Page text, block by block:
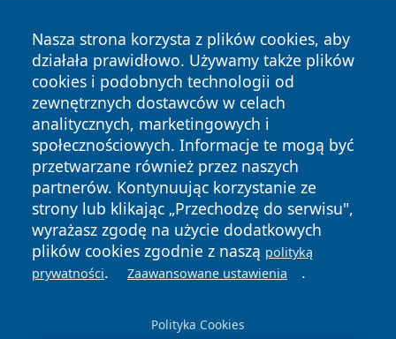
Nasza strona korzysta z plików cookies, aby
działała prawidłowo. Używamy także plików
cookies i podobnych technologii od
zewnętrznych dostawców w celach
analitycznych, marketingowych i
społecznościowych. Informacje te mogą być
przetwarzane również przez naszych
partnerów. Kontynuując korzystanie ze
strony lub klikając „Przechodzę do serwisu",
wyrażasz zgodę na użycie dodatkowych
plików cookies zgodnie z naszą polityką
prywatności. Zaawansowane ustawienia .
Polityka Cookies
Copyright © 2026 pulsbydgoszczy.pl Wszystkie prawa
zastrzeżone.
News Autorzy
Polityka
Prywatności
Polityka
Cookies